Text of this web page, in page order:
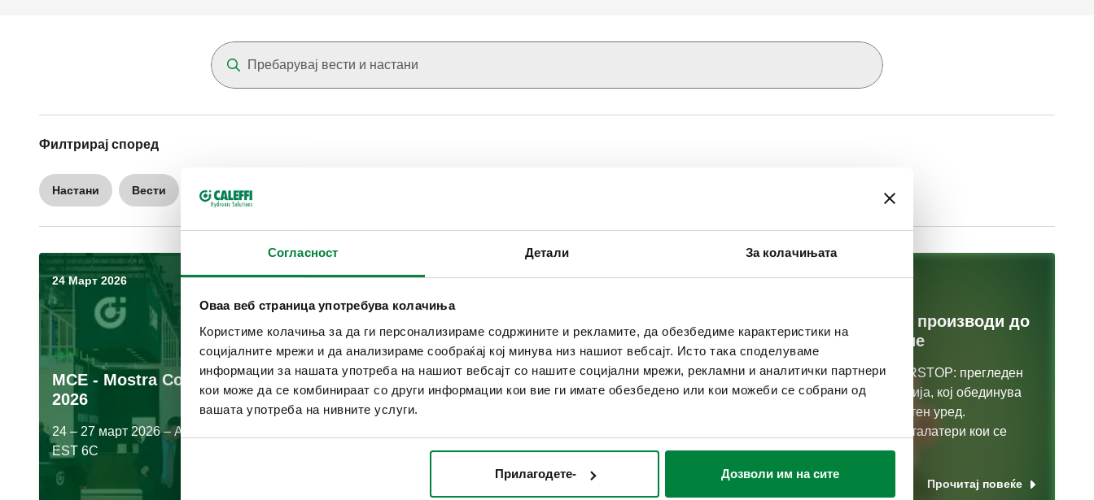
Согласност Детали За колачињата
Оваа веб страница употребува колачиња
Користиме колачиња за да ги персонализираме содржините и рекламите, да обезбедиме карактеристики на
социјалните мрежи и да анализираме сообраќај кој минува низ нашиот вебсајт. Исто така споделуваме
информации за нашата употреба на нашиот вебсајт со нашите социјални мрежи, рекламни и аналитички партнери
кои може да се комбинираат со други информации кои вие ги имате обезбедено или кои можеби се собрани од
вашата употреба на нивните услуги.
Прилагодете- Дозволи им на сите
Филтрирај според
Настани Вести
24 Март 2026
MCE - Mostra Convegno Expocomfort
2026
24 – 27 март 2026 – A11-21 / C12-22 и Corso Italia
EST 6C
30 Октомври 2025
Caleffi Armaturen GmbH го отвора
своето ново седиште во Германија
На 29 октомври 2025 година, нашето ново
отворено!
Прочитај повеќе
25 Август 2025
FILTERSTOP – Од три производи до
едно паметно решение
Caleffi го претставува FILTERSTOP: прегледен
филтер со затворачка функција, кој обединува
три функции во еден компактен уред.
Иновативно решение за инсталатери кои се
потпираат на ...
Прочитај повеќе